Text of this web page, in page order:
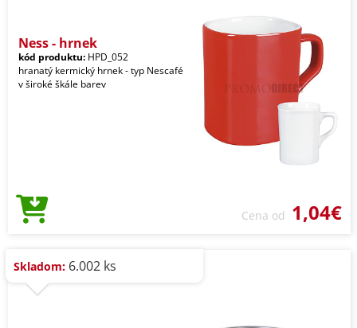
Ness - hrnek
kód produktu: HPD_052
hranatý kermický hrnek - typ Nescafé
v široké škále barev
Cena od 1,04€
Skladom: 6.002 ks